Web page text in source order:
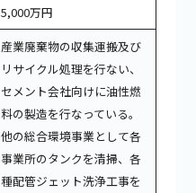
5,000万円
産業廃棄物の収集運搬及び
リサイクル処理を行ない、
セメント会社向けに油性燃
料の製造を行なっている。
他の総合環境事業として各
事業所のタンクを清掃、各
種配管ジェット洗浄工事を